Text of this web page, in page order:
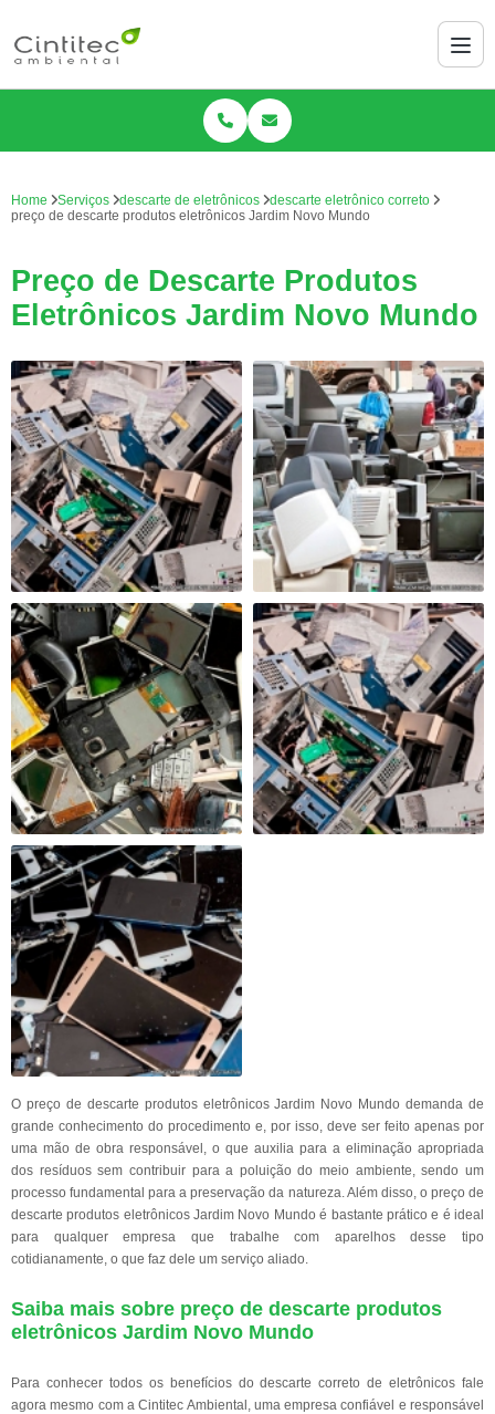
Home Serviços descarte de eletrônicos
descarte eletrônico correto
preço de descarte produtos eletrônicos Jardim Novo Mundo
Preço de Descarte Produtos
Eletrônicos Jardim Novo Mundo
O preço de descarte produtos eletrônicos Jardim Novo Mundo demanda de
grande conhecimento do procedimento e, por isso, deve ser feito apenas por
uma mão de obra responsável, o que auxilia para a eliminação apropriada
dos resíduos sem contribuir para a poluição do meio ambiente, sendo um
processo fundamental para a preservação da natureza. Além disso, o preço de
descarte produtos eletrônicos Jardim Novo Mundo é bastante prático e é ideal
para qualquer empresa que trabalhe com aparelhos desse tipo
cotidianamente, o que faz dele um serviço aliado.
Saiba mais sobre preço de descarte produtos
eletrônicos Jardim Novo Mundo
Para conhecer todos os benefícios do descarte correto de eletrônicos fale
agora mesmo com a Cintitec Ambiental, uma empresa confiável e responsável